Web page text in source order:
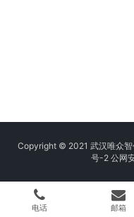
Copyright © 2021 武汉唯众智
号-2 公网
电话 邮箱